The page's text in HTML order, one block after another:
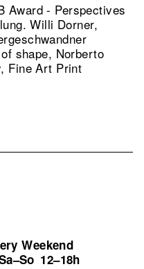
Award - Perspectives
Willi Dorner,
shape, Norberto
Fine Art Print
Weekend
12–18h